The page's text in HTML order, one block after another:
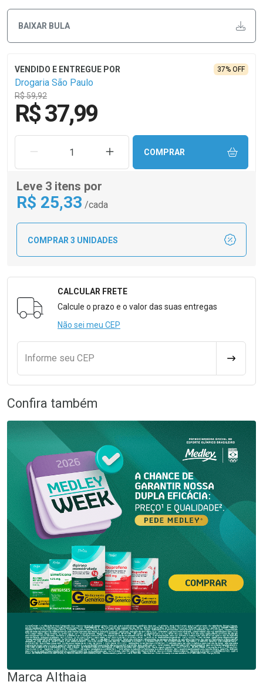
BAIXAR BULA
Drogaria São Paulo
R$ 59,92
37% OFF
R$ 37,99
REMOVER UMA UNIDADEAUMENTAR UMA UNIDADE
COMPRAR
Leve 3 itens por
R$ 25,33 /cada
COMPRAR 3 UNIDADES
Formulário para Calcular o Frete
CALCULAR FRETE
Calcule o prazo e o valor das suas entregas
Não sei meu CEP
Informe seu CEP
Confira também
Marca Althaia